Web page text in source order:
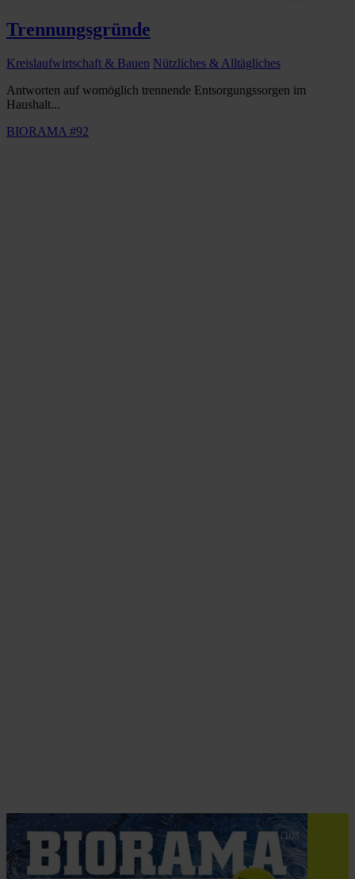
Trennungsgründe
Kreislaufwirtschaft & Bauen Nützliches & Alltägliches
Antworten auf womöglich trennende Entsorgungssorgen im
Haushalt...
BIORAMA #92